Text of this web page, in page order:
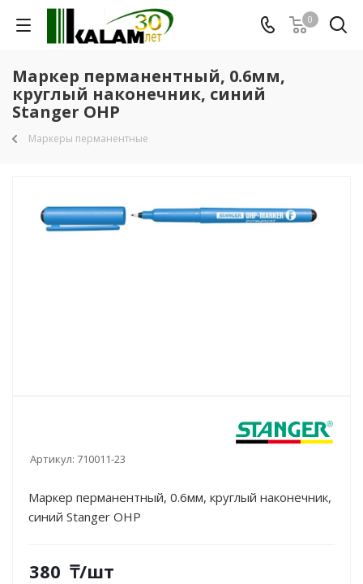
0
Маркер перманентный, 0.6мм,
круглый наконечник, синий
Stanger OHP
Маркеры перманентные
Артикул: 710011-23
Маркер перманентный, 0.6мм, круглый наконечник,
синий Stanger OHP
380 ₸/шт